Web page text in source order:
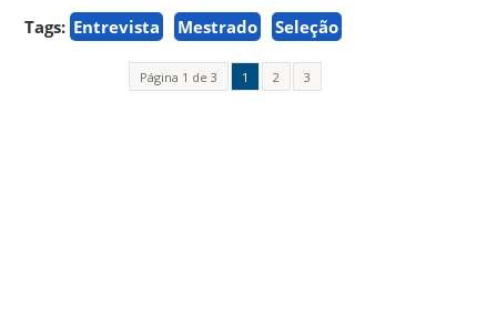
Tags: Entrevista Mestrado Seleção
Página 1 de 3 1 2 3